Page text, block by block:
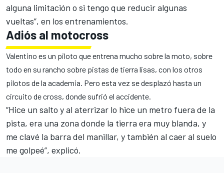
alguna limitación o si tengo que reducir algunas
vueltas”, en los entrenamientos.
Adiós al motocross
Valentino es un piloto que entrena mucho sobre la moto, sobre
todo en su rancho sobre pistas de tierra lisas, con los otros
pilotos de la academia. Pero esta vez se desplazó hasta un
circuito de cross, donde sufrió el accidente.
“Hice un salto y al aterrizar lo hice un metro fuera de la
pista, era una zona donde la tierra era muy blanda, y
me clavé la barra del manillar, y también al caer al suelo
me golpeé”, explicó.